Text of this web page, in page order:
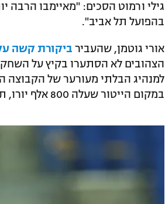
גילי ורמוט הסכים: "מאיימבו הרבה
בהפועל תל אביב".
אורי גוטמן, שהעביר ביקורת קשה
הצהובים לא הסתערו בקיץ על
למנהיג הבלתי מעורער של הקבוצה
במקום הייטור שעלה 800 אלף יורו, תביא את מאיימבו בלי דמי העברה".